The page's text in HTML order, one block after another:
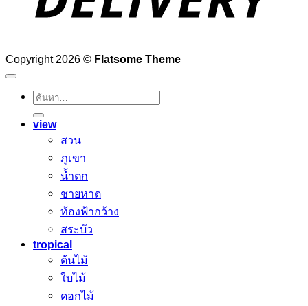
Copyright 2026 © Flatsome Theme
ค้นหา:
view
สวน
ภูเขา
น้ำตก
ชายหาด
ท้องฟ้ากว้าง
สระบัว
tropical
ต้นไม้
ใบไม้
ดอกไม้